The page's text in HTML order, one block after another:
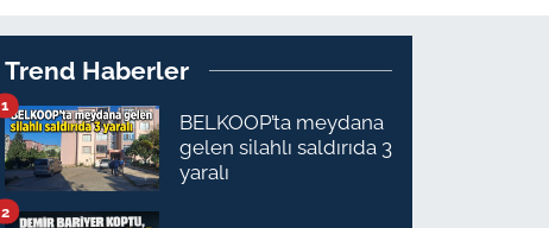
Trend Haberler
BELKOOP’ta meydana
gelen silahlı saldırıda 3
yaralı
1
2